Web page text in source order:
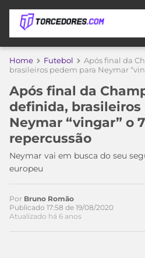
APOSTAS
DE
APOSTA
MELHORES
SITES
DE
CÓDIGO
PROMOCIONAL
COPA
DO
MUNDO
TIMES
MEU
TIME
CAMPEONATOS
BRASILEIRÃO
MÍDIA
Home Futebol
Após final da
brasileiros pedem para Neymar
Após final da
definida, brasileiros
Neymar “vingar” o
repercussão
Neymar vai em busca do seu
europeu
Por Bruno Romão
Publicado 17:58 de 19/08/2020
Atualizado há 6 anos